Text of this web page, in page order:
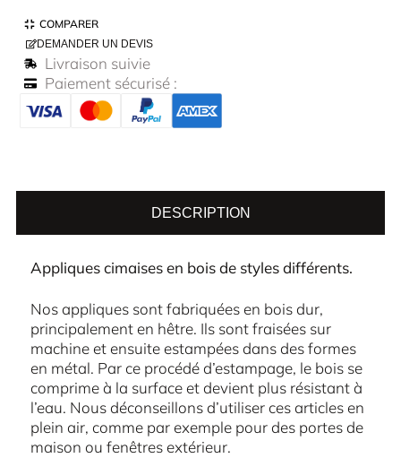
COMPARER
DEMANDER UN DEVIS
Livraison suivie
Paiement sécurisé :
DESCRIPTION
Appliques cimaises en bois de styles différents.
Nos appliques sont fabriquées en bois dur,
principalement en hêtre. Ils sont fraisées sur
machine et ensuite estampées dans des formes
en métal. Par ce procédé d’estampage, le bois se
comprime à la surface et devient plus résistant à
l’eau. Nous déconseillons d’utiliser ces articles en
plein air, comme par exemple pour des portes de
maison ou fenêtres extérieur.